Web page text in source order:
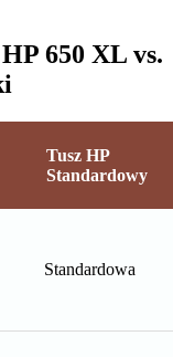
650 XL vs.
Tusz HP
Standardowy
Standardowa